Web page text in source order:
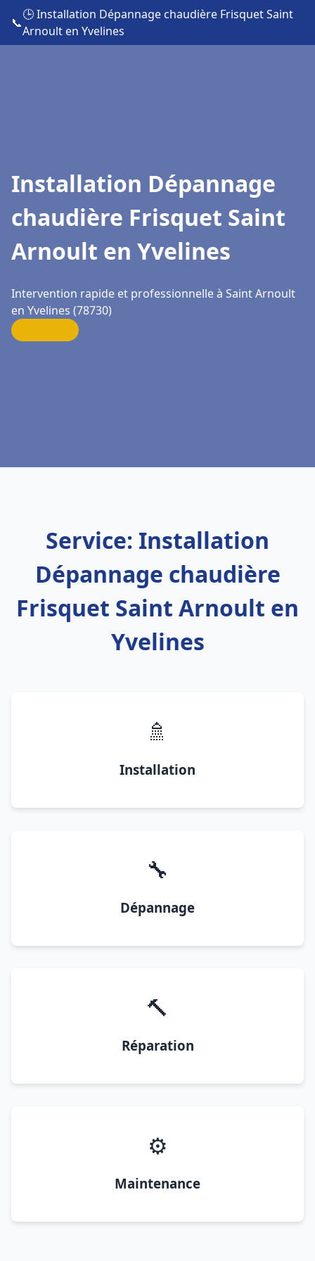
📞
🕒 Installation Dépannage chaudière Frisquet Saint
Arnoult en Yvelines
Installation Dépannage
chaudière Frisquet Saint
Arnoult en Yvelines
Intervention rapide et professionnelle à Saint Arnoult
en Yvelines (78730)
Service: Installation
Dépannage chaudière
Frisquet Saint Arnoult en
Yvelines
🚿
Installation
🔧
Dépannage
🔨
Réparation
⚙️
Maintenance